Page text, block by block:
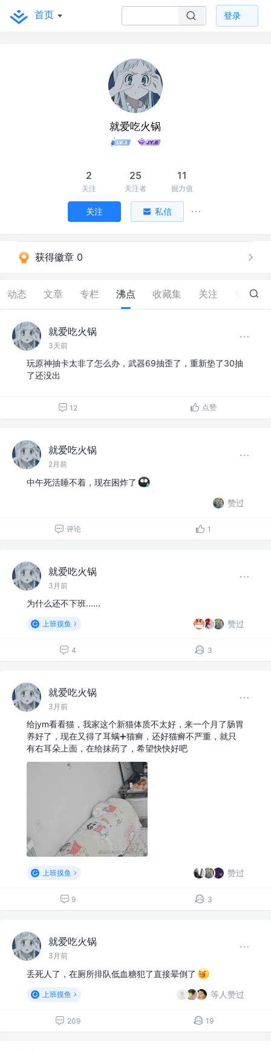
首页 登录
就爱吃火锅
2
关注
25
关注者
11
掘力值
关注 私信
获得徽章 0
动态 文章 专栏 沸点 收藏集 关注 142
就爱吃火锅
3天前
玩原神抽卡太非了怎么办，武器69抽歪了，重新垫了30抽
了还没出
12 点赞
就爱吃火锅
2月前
中午死活睡不着，现在困炸了
赞过
评论 1
就爱吃火锅
3月前
为什么还不下班......
上班摸鱼 赞过
4 3
就爱吃火锅
3月前
给jym看看猫，我家这个新猫体质不太好，来一个月了肠胃
养好了，现在又得了耳螨➕猫癣，还好猫癣不严重，就只
有右耳朵上面，在给抹药了，希望快快好吧
上班摸鱼 赞过
9 3
就爱吃火锅
3月前
丢死人了，在厕所排队低血糖犯了直接晕倒了
上班摸鱼 等人赞过
209 19